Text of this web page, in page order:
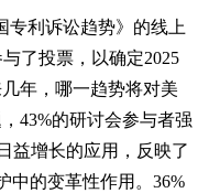
专利诉讼趋势》的线上
了投票，以确定2025
年，哪一趋势将对美
43%的研讨会参与者强
益增长的应用，反映了
中的变革性作用。36%